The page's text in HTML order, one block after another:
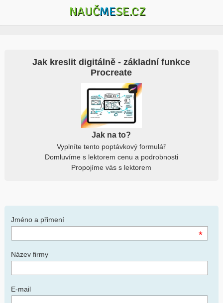
NAUČMESE.CZ
Jak kreslit digitálně - základní funkce
Procreate
Jak na to?
Vyplníte tento poptávkový formulář
Domluvíme s lektorem cenu a podrobnosti
Propojíme vás s lektorem
Jméno a přimení
*
Název firmy
E-mail